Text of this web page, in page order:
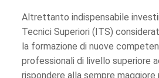
Altrettanto indispensabile
Tecnici Superiori (ITS)
la formazione di nuove
professionali di livello superiore
rispondere alla sempre maggiore